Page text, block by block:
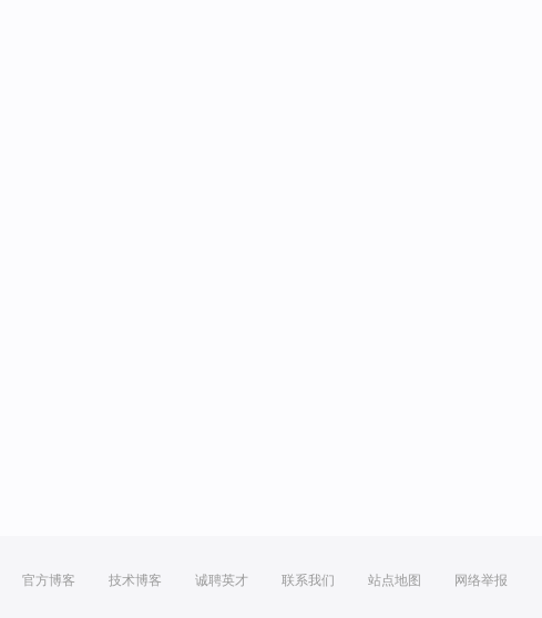
官方博客 技术博客 诚聘英才 联系我们 站点地图 网络举报